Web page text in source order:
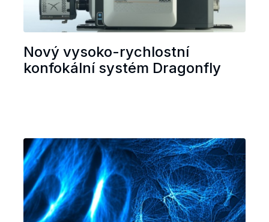
Nový vysoko-rychlostní
konfokální systém Dragonfly